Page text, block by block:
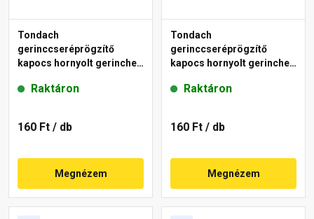
Tondach
gerinccseréprögzítő
kapocs hornyolt gerinchez
Raktáron
160 Ft / db
Megnézem
Tondach
gerinccseréprögzítő
kapocs hornyolt gerinchez
Raktáron
160 Ft / db
Megnézem